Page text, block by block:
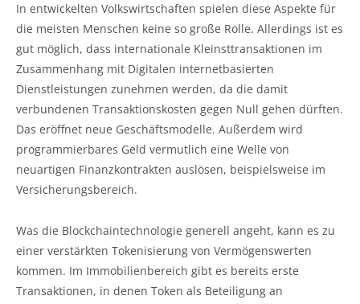
In entwickelten Volkswirtschaften spielen diese Aspekte für
die meisten Menschen keine so große Rolle. Allerdings ist es
gut möglich, dass internationale Kleinsttransaktionen im
Zusammenhang mit Digitalen internetbasierten
Dienstleistungen zunehmen werden, da die damit
verbundenen Transaktionskosten gegen Null gehen dürften.
Das eröffnet neue Geschäftsmodelle. Außerdem wird
programmierbares Geld vermutlich eine Welle von
neuartigen Finanzkontrakten auslösen, beispielsweise im
Versicherungsbereich.
Was die Blockchaintechnologie generell angeht, kann es zu
einer verstärkten Tokenisierung von Vermögenswerten
kommen. Im Immobilienbereich gibt es bereits erste
Transaktionen, in denen Token als Beteiligung an